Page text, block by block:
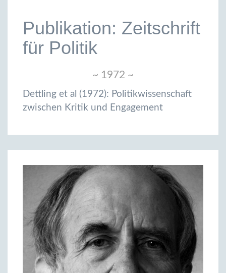
Publikation: Zeitschrift
für Politik
~ 1972 ~
Dettling et al (1972): Politikwissenschaft
zwischen Kritik und Engagement